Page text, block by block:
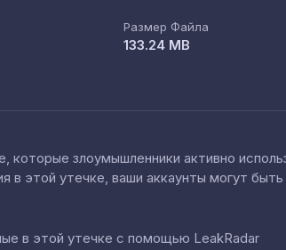
Размер Файла
133.24 MB
злоумышленники активно
в этой утечке, ваши аккаунты могут быть
в этой утечке с помощью LeakRadar